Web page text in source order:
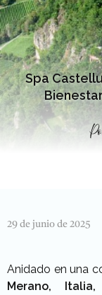
Spa
29 de junio de 2025
Anidado en una
Merano,